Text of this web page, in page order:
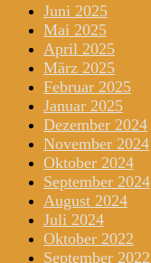
Juni 2025
Mai 2025
April 2025
März 2025
Februar 2025
Januar 2025
Dezember 2024
November 2024
Oktober 2024
September 2024
August 2024
Juli 2024
Oktober 2022
September 2022